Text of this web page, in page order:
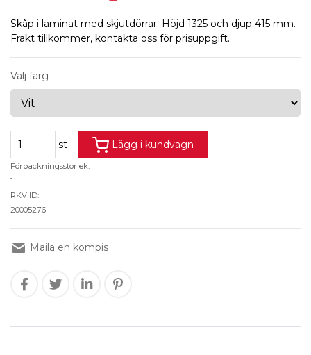
Skåp i laminat med skjutdörrar. Höjd 1325 och djup 415 mm.
Frakt tillkommer, kontakta oss för prisuppgift.
Välj färg
st
Förpackningsstorlek:
1
RKV ID:
20005276
Lägg i kundvagn
Maila en kompis